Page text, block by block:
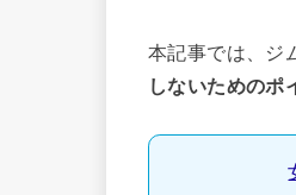
本記事では、ジ
しないためのポ